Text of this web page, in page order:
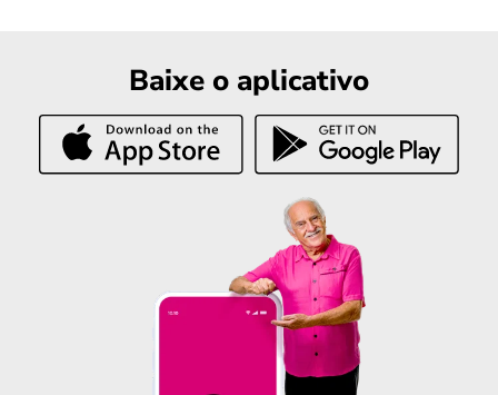
Baixe o aplicativo